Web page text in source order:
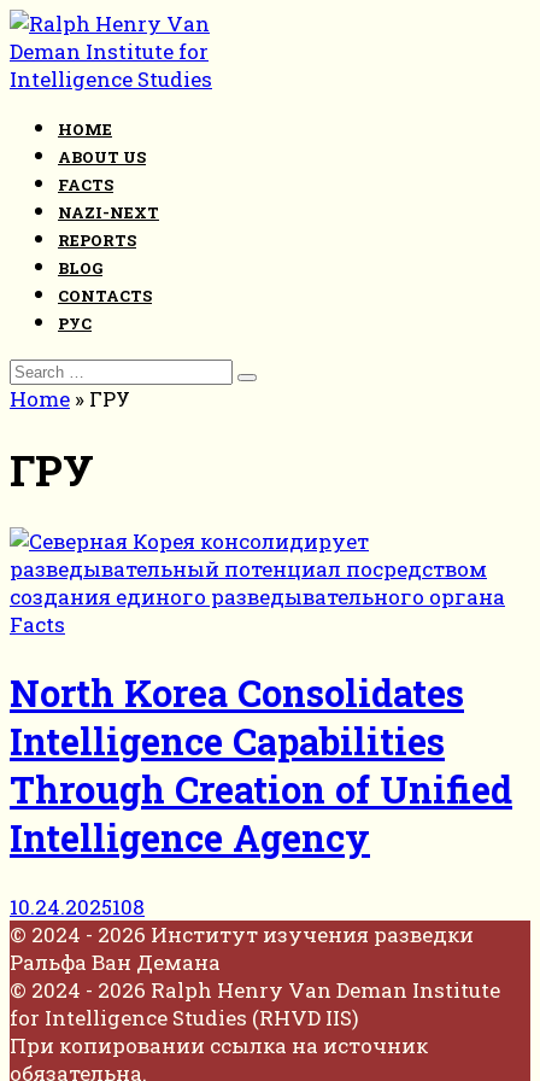
Skip
to
content
HOME
ABOUT US
FACTS
NAZI-NEXT
REPORTS
BLOG
CONTACTS
РУС
Search
for:
Home » ГРУ
ГРУ
Facts
North Korea Consolidates
Intelligence Capabilities
Through Creation of Unified
Intelligence Agency
10.24.2025108
© 2024 - 2026 Институт изучения разведки
Ральфа Ван Демана
© 2024 - 2026 Ralph Henry Van Deman Institute
for Intelligence Studies (RHVD IIS)
При копировании ссылка на источник
обязательна.